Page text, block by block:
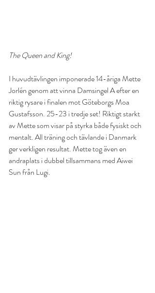
The Queen and King!
I huvudtävlingen imponerade 14-åriga Mette
Jorlén genom att vinna Damsingel A efter en
riktig rysare i finalen mot Göteborgs Moa
Gustafsson. 25-23 i tredje set! Riktigt starkt
av Mette som visar på styrka både fysiskt och
mentalt. All träning och tävlande i Danmark
ger verkligen resultat. Mette tog även en
andraplats i dubbel tillsammans med Aiwei
Sun från Lugi.